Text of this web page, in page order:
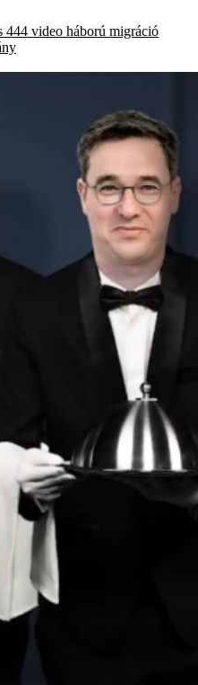
444 video háború migráció